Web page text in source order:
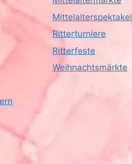
Mittelalterspektakel
Ritterturniere
Ritterfeste
Weihnachtsmärkte